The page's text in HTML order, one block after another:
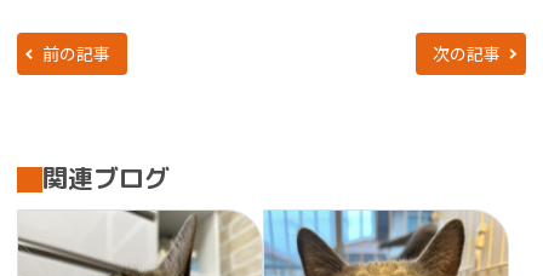
前の記事 次の記事
関連ブログ